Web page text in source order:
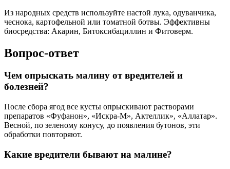
Из народных средств используйте настой лука, одуванчика,
чеснока, картофельной или томатной ботвы. Эффективны
биосредства: Акарин, Битоксибациллин и Фитоверм.
Вопрос-ответ
Чем опрыскать малину от вредителей и
болезней?
После сбора ягод все кусты опрыскивают растворами
препаратов «Фуфанон», «Искра-М», Актеллик», «Аллатар».
Весной, по зеленому конусу, до появления бутонов, эти
обработки повторяют.
Какие вредители бывают на малине?